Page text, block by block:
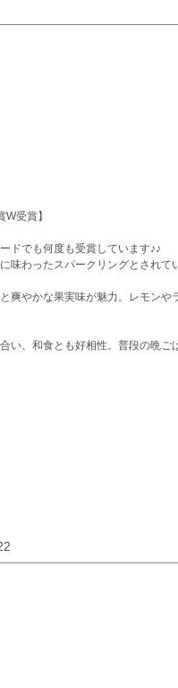
受賞】
ドでも何度も受賞しています♪♪
味わったスパークリングとされて
爽やかな果実味が魅力。レモンや
い、和食とも好相性。普段の晩